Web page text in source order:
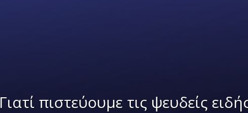
Γιατί πιστεύουμε τις ψευδείς